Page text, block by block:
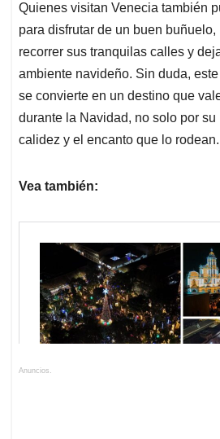
Quienes visitan Venecia también
para disfrutar de un buen buñuelo,
recorrer sus tranquilas calles y
ambiente navideño. Sin duda,
se convierte en un destino que
durante la Navidad, no solo por
calidez y el encanto que lo rodean.
Vea también:
Anuncios.